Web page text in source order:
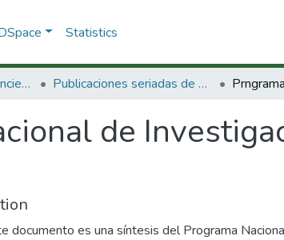
Statistics
3.2.2. Publicaciones Minciencias Publicaciones seriadas de Minciencias
de
documento es una síntesis del Programa